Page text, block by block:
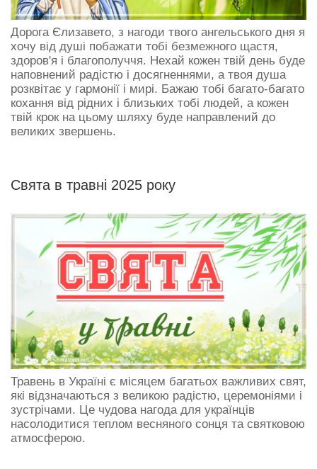
Дорога Єлизавето, з нагоди твого ангельського дня я
хочу від душі побажати тобі безмежного щастя,
здоров'я і благополуччя. Нехай кожен твій день буде
наповнений радістю і досягненнями, а твоя душа
розквітає у гармонії і мирі. Бажаю тобі багато-багато
кохання від рідних і близьких тобі людей, а кожен
твій крок на цьому шляху буде направлений до
великих звершень.
Свята в травні 2025 року
Травень в Україні є місяцем багатьох важливих свят,
які відзначаються з великою радістю, церемоніями і
зустрічами. Це чудова нагода для українців
насолодитися теплом весняного сонця та святковою
атмосферою.